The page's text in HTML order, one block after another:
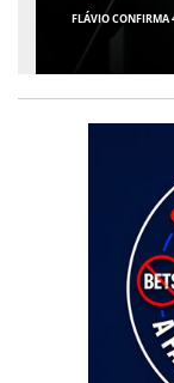
GIRO POR